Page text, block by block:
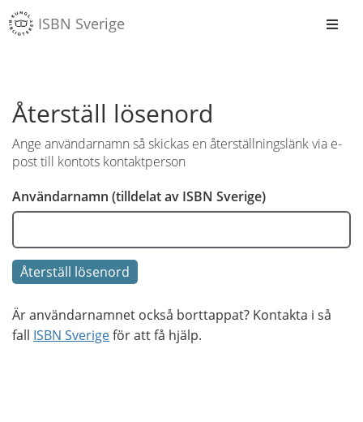
Gå
direkt
ISBN Sverige
Återställ lösenord
Ange användarnamn så skickas en återställningslänk via e-
post till kontots kontaktperson
Användarnamn (tilldelat av ISBN Sverige)
Återställ lösenord
Är användarnamnet också borttappat? Kontakta i så
fall ISBN Sverigeför att få hjälp.